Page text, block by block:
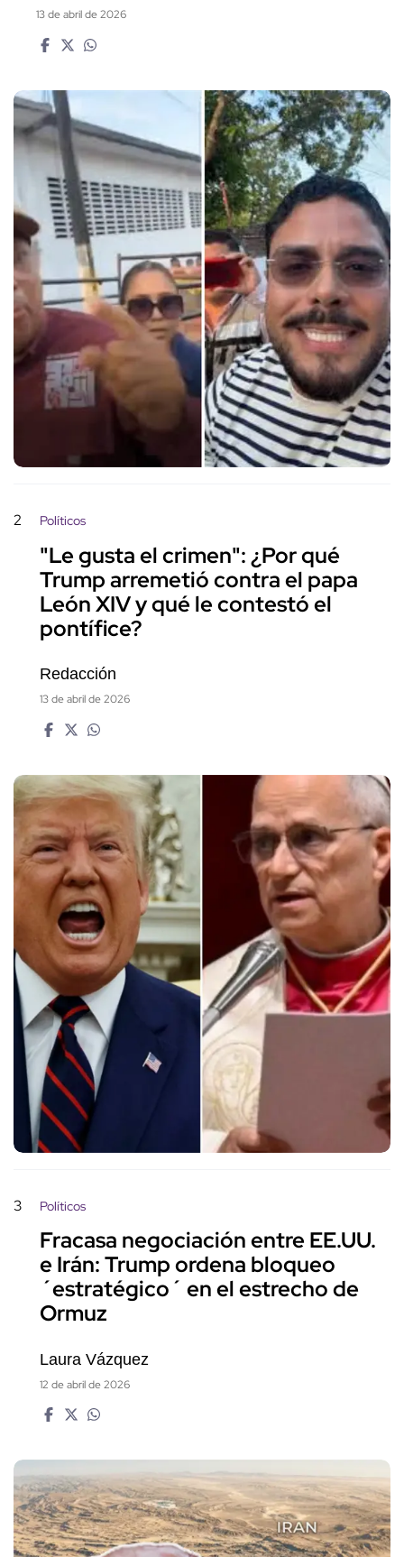
13 de abril de 2026
2 Políticos
"Le gusta el crimen": ¿Por qué
Trump arremetió contra el papa
León XIV y qué le contestó el
pontífice?
Redacción
13 de abril de 2026
3 Políticos
Fracasa negociación entre EE.UU.
e Irán: Trump ordena bloqueo
´estratégico´ en el estrecho de
Ormuz
Laura Vázquez
12 de abril de 2026